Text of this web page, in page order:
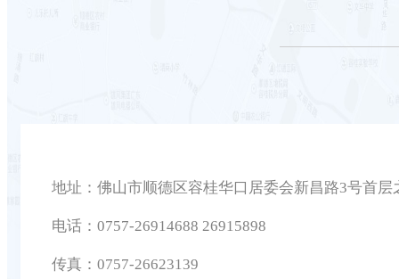
地址：佛山市顺德区容桂华口居委会新昌路3号首层
电话：0757-26914688 26915898
传真：0757-26623139